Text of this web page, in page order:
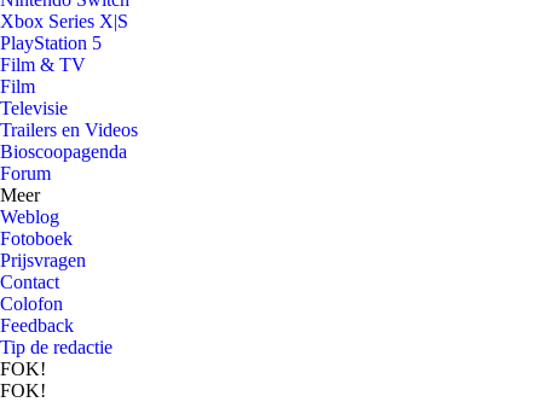
Xbox Series X|S
PlayStation 5
Film & TV
Film
Televisie
Trailers en Videos
Bioscoopagenda
Forum
Meer
Weblog
Fotoboek
Prijsvragen
Contact
Colofon
Feedback
Tip de redactie
FOK!
FOK!